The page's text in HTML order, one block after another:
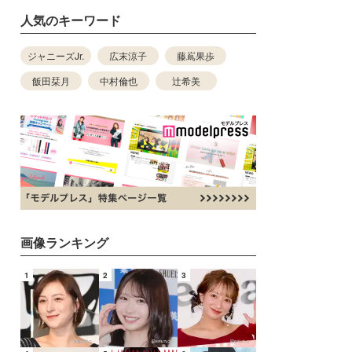
人気のキーワード
ジャニーズJr. 広末涼子
藤嶌果歩
飯田栞月
中村倫也 辻希美
画像ランキング
1 2 3